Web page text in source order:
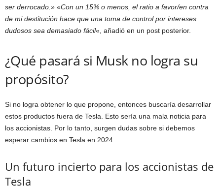
ser derrocado.» «Con un 15% o menos, el ratio a favor/en contra
de mi destitución hace que una toma de control por intereses
dudosos sea demasiado fácil«, añadió en un post posterior.
¿Qué pasará si Musk no logra su
propósito?
Si no logra obtener lo que propone, entonces buscaría desarrollar
estos productos fuera de Tesla. Esto sería una mala noticia para
los accionistas. Por lo tanto, surgen dudas sobre si debemos
esperar cambios en Tesla en 2024.
Un futuro incierto para los accionistas de
Tesla